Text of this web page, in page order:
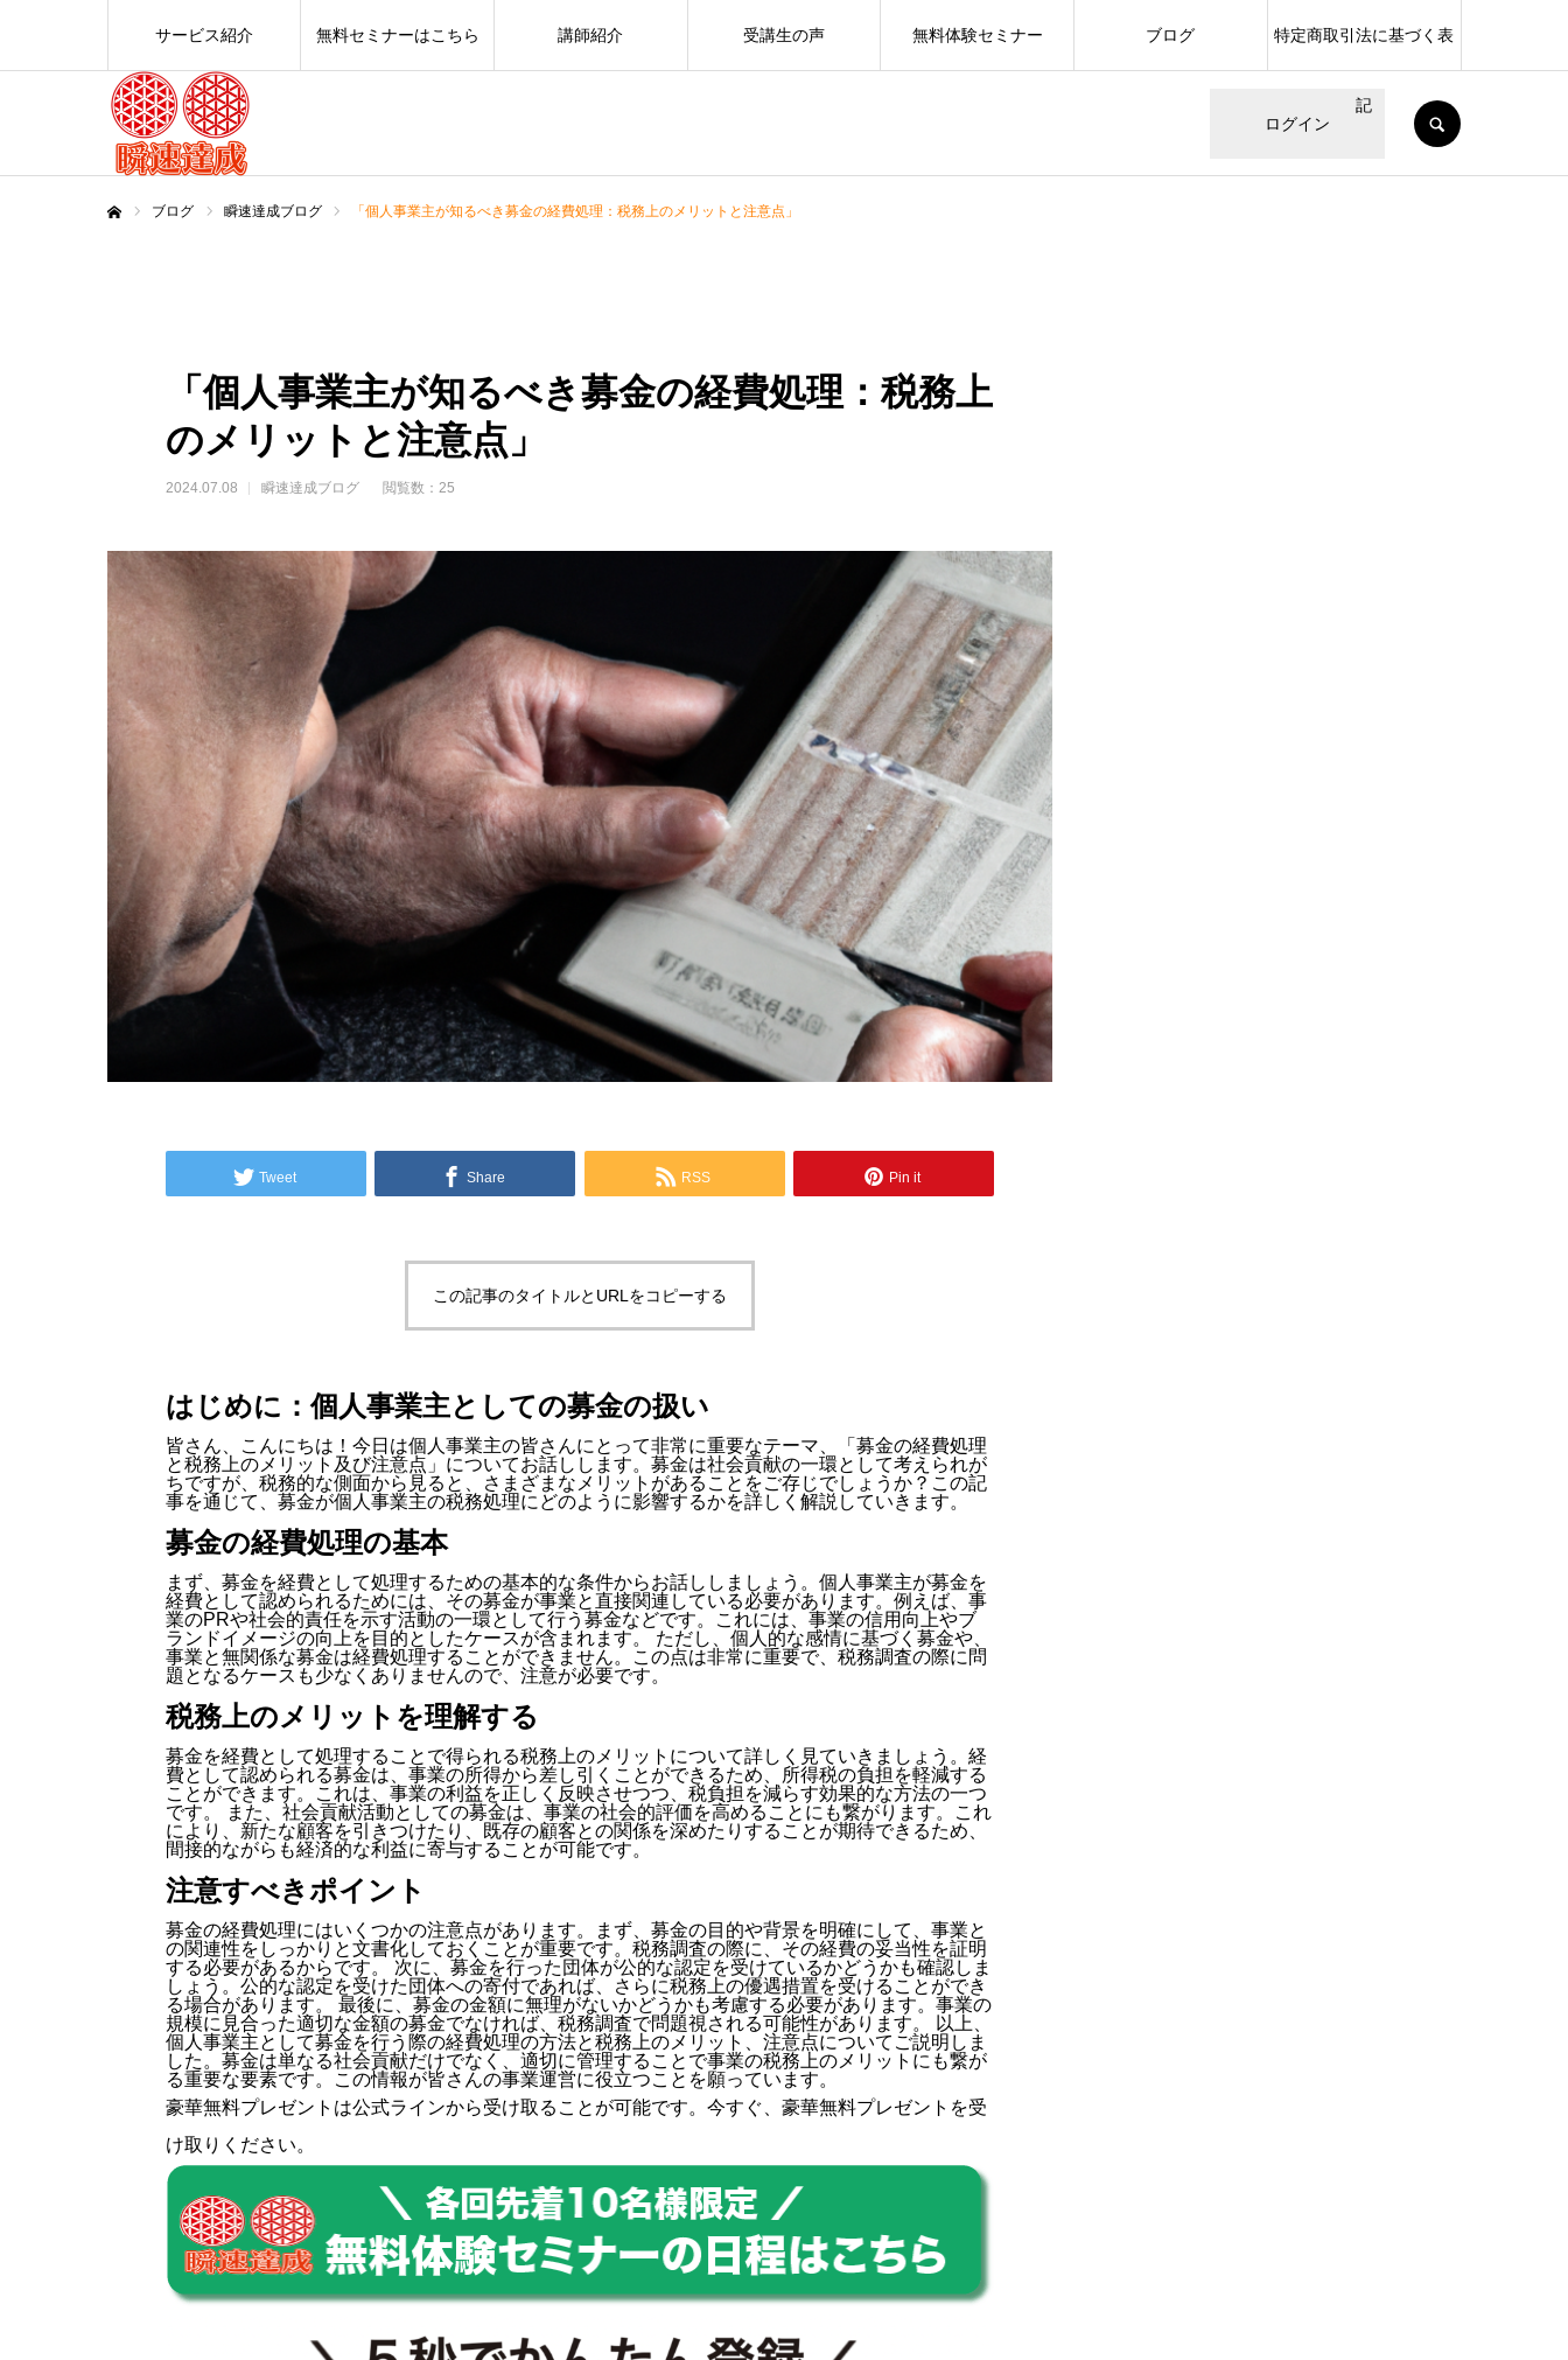
ログイン
サービス紹介 無料セミナーはこちら 講師紹介 受講生の声 無料体験セミナー ブログ 特定商取引法に基づく表
記
ブログ 瞬速達成ブログ 「個人事業主が知るべき募金の経費処理：税務上のメリットと注意点」
「個人事業主が知るべき募金の経費処理：税務上
のメリットと注意点」
2024.07.08 瞬速達成ブログ 閲覧数：25
Tweet Share RSS Pin it
この記事のタイトルとURLをコピーする
はじめに：個人事業主としての募金の扱い
皆さん、こんにちは！今日は個人事業主の皆さんにとって非常に重要なテーマ、「募金の経費処理
と税務上のメリット及び注意点」についてお話しします。募金は社会貢献の一環として考えられが
ちですが、税務的な側面から見ると、さまざまなメリットがあることをご存じでしょうか？この記
事を通じて、募金が個人事業主の税務処理にどのように影響するかを詳しく解説していきます。
募金の経費処理の基本
まず、募金を経費として処理するための基本的な条件からお話ししましょう。個人事業主が募金を
経費として認められるためには、その募金が事業と直接関連している必要があります。例えば、事
業のPRや社会的責任を示す活動の一環として行う募金などです。これには、事業の信用向上やブ
ランドイメージの向上を目的としたケースが含まれます。 ただし、個人的な感情に基づく募金や、
事業と無関係な募金は経費処理することができません。この点は非常に重要で、税務調査の際に問
題となるケースも少なくありませんので、注意が必要です。
税務上のメリットを理解する
募金を経費として処理することで得られる税務上のメリットについて詳しく見ていきましょう。経
費として認められる募金は、事業の所得から差し引くことができるため、所得税の負担を軽減する
ことができます。これは、事業の利益を正しく反映させつつ、税負担を減らす効果的な方法の一つ
です。 また、社会貢献活動としての募金は、事業の社会的評価を高めることにも繋がります。これ
により、新たな顧客を引きつけたり、既存の顧客との関係を深めたりすることが期待できるため、
間接的ながらも経済的な利益に寄与することが可能です。
注意すべきポイント
募金の経費処理にはいくつかの注意点があります。まず、募金の目的や背景を明確にして、事業と
の関連性をしっかりと文書化しておくことが重要です。税務調査の際に、その経費の妥当性を証明
する必要があるからです。 次に、募金を行った団体が公的な認定を受けているかどうかも確認しま
しょう。公的な認定を受けた団体への寄付であれば、さらに税務上の優遇措置を受けることができ
る場合があります。 最後に、募金の金額に無理がないかどうかも考慮する必要があります。事業の
規模に見合った適切な金額の募金でなければ、税務調査で問題視される可能性があります。 以上、
個人事業主として募金を行う際の経費処理の方法と税務上のメリット、注意点についてご説明しま
した。募金は単なる社会貢献だけでなく、適切に管理することで事業の税務上のメリットにも繋が
る重要な要素です。この情報が皆さんの事業運営に役立つことを願っています。
豪華無料プレゼントは公式ラインから受け取ることが可能です。今すぐ、豪華無料プレゼントを受
け取りください。